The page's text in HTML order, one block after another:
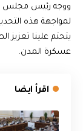
ووجه رئيس مجلس
لمواجهة هذه
يتحتم علينا تعزيز
عسكرة المدن.
اقرأ ايضا